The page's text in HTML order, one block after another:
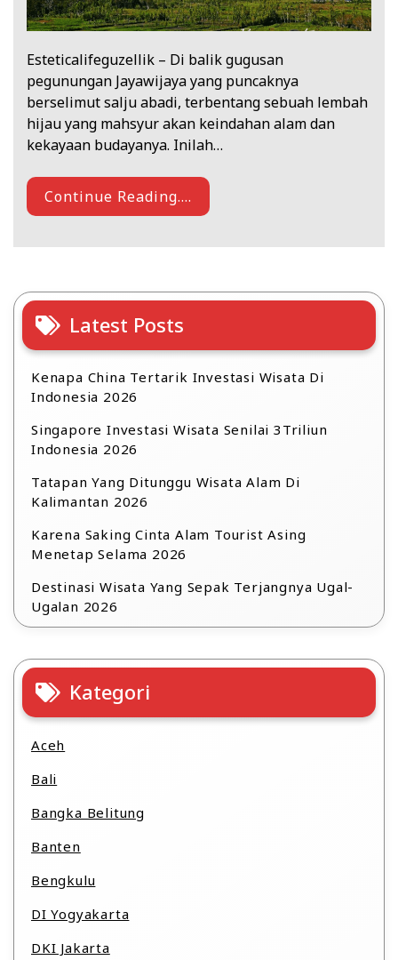
Esteticalifeguzellik – Di balik gugusan
pegunungan Jayawijaya yang puncaknya
berselimut salju abadi, terbentang sebuah lembah
hijau yang mahsyur akan keindahan alam dan
kekayaan budayanya. Inilah…
Continue Reading....
Latest Posts
Kenapa China Tertarik Investasi Wisata Di
Indonesia 2026
Singapore Investasi Wisata Senilai 3Triliun
Indonesia 2026
Tatapan Yang Ditunggu Wisata Alam Di
Kalimantan 2026
Karena Saking Cinta Alam Tourist Asing
Menetap Selama 2026
Destinasi Wisata Yang Sepak Terjangnya Ugal-
Ugalan 2026
Kategori
Aceh
Bali
Bangka Belitung
Banten
Bengkulu
DI Yogyakarta
DKI Jakarta